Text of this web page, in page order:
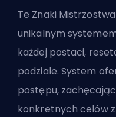
Te Znaki
unikalnym
każdej postaci,
podziale. System
postępu,
konkretnych celów